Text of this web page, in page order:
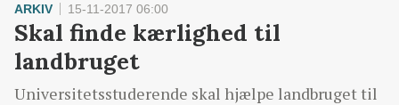
ARKIV 15-11-2017 06:00
Skal finde kærlighed til
landbruget
Universitetsstuderende skal hjælpe landbruget til